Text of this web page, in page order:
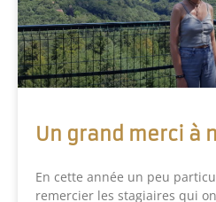
Un grand merci à
En cette année un peu
remercier les stagiaires qui